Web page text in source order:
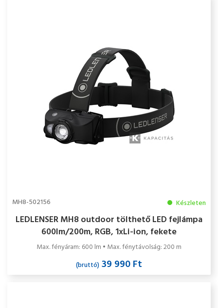
MH8-502156 Készleten
LEDLENSER MH8 outdoor tölthető LED fejlámpa
600lm/200m, RGB, 1xLi-ion, fekete
Max. fényáram: 600 lm • Max. fénytávolság: 200 m
(bruttó) 39 990 Ft